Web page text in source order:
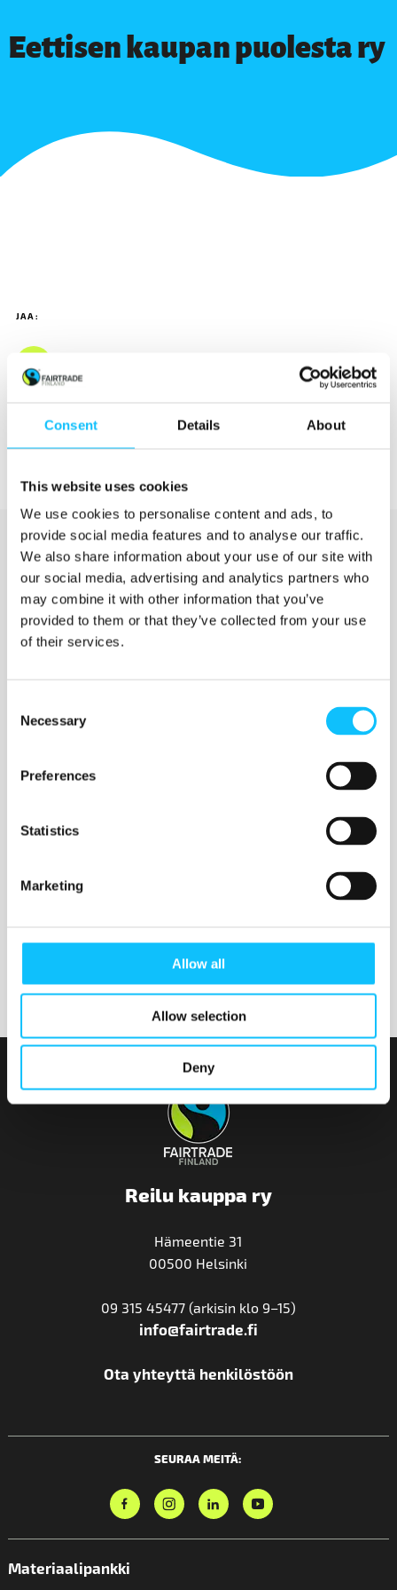
Consent Details About
This website uses cookies
We use cookies to personalise content and ads, to
provide social media features and to analyse our traffic.
We also share information about your use of our site with
our social media, advertising and analytics partners who
may combine it with other information that you’ve
provided to them or that they’ve collected from your use
of their services.
Selection
Necessary
Preferences
Statistics
Marketing
Allow all
Allow selection
Deny
Eettisen kaupan puolesta ry
JAA:
Katso myös
Jyväskylän ammattikorkeakoulu
Nurmijärven seurakunta
Reilu kauppa ry
Hämeentie 31
00500 Helsinki
09 315 45477 (arkisin klo 9–15)
info@fairtrade.fi
Ota yhteyttä henkilöstöön
SEURAA MEITÄ:
Materiaalipankki